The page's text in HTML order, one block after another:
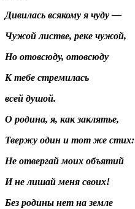
Дивилась всякому я чуду —
Чужой листве, реке чужой,
Но отовсюду, отовсюду
К тебе стремилась
всей душой.
О родина, я, как заклятье,
Твержу один и тот же стих:
Не отвергай моих объятий
И не лишай меня своих!
Без родины нет на земле